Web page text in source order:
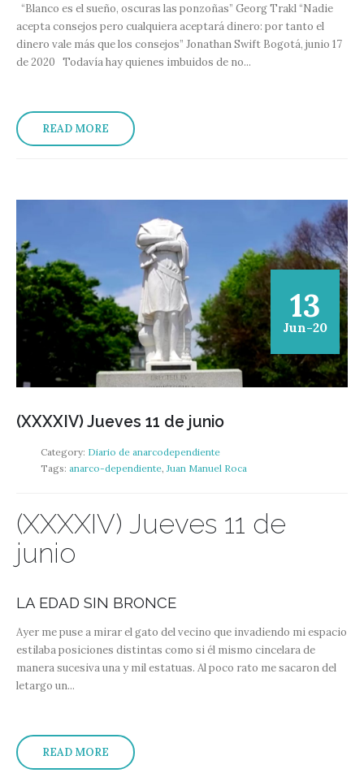
“Blanco es el sueño, oscuras las ponzoñas” Georg Trakl “Nadie
acepta consejos pero cualquiera aceptará dinero: por tanto el
dinero vale más que los consejos” Jonathan Swift Bogotá, junio 17
de 2020 Todavía hay quienes imbuidos de no...
READ MORE
13
Jun-20
(XXXXIV) Jueves 11 de junio
Category: Diario de anarcodependiente
Tags: anarco-dependiente Juan Manuel Roca
(XXXXIV) Jueves 11 de
junio
LA EDAD SIN BRONCE
Ayer me puse a mirar el gato del vecino que invadiendo mi espacio
estilaba posiciones distintas como si él mismo cincelara de
manera sucesiva una y mil estatuas. Al poco rato me sacaron del
letargo un...
READ MORE